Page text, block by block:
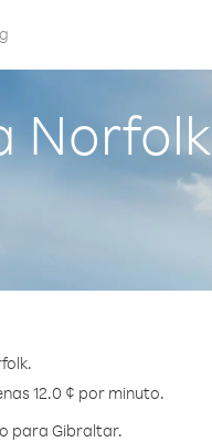
Norfolk
12.0 ¢ por minuto.
para Gibraltar.